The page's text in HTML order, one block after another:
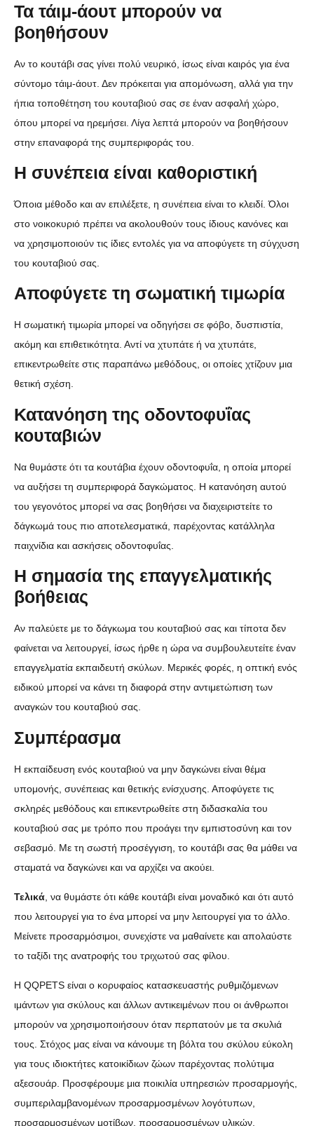
Τα τάιμ-άουτ μπορούν να
βοηθήσουν
Αν το κουτάβι σας γίνει πολύ νευρικό, ίσως είναι καιρός για ένα
σύντομο τάιμ-άουτ. Δεν πρόκειται για απομόνωση, αλλά για την
ήπια τοποθέτηση του κουταβιού σας σε έναν ασφαλή χώρο,
όπου μπορεί να ηρεμήσει. Λίγα λεπτά μπορούν να βοηθήσουν
στην επαναφορά της συμπεριφοράς του.
Η συνέπεια είναι καθοριστική
Όποια μέθοδο και αν επιλέξετε, η συνέπεια είναι το κλειδί. Όλοι
στο νοικοκυριό πρέπει να ακολουθούν τους ίδιους κανόνες και
να χρησιμοποιούν τις ίδιες εντολές για να αποφύγετε τη σύγχυση
του κουταβιού σας.
Αποφύγετε τη σωματική τιμωρία
Η σωματική τιμωρία μπορεί να οδηγήσει σε φόβο, δυσπιστία,
ακόμη και επιθετικότητα. Αντί να χτυπάτε ή να χτυπάτε,
επικεντρωθείτε στις παραπάνω μεθόδους, οι οποίες χτίζουν μια
θετική σχέση.
Κατανόηση της οδοντοφυΐας
κουταβιών
Να θυμάστε ότι τα κουτάβια έχουν οδοντοφυΐα, η οποία μπορεί
να αυξήσει τη συμπεριφορά δαγκώματος. Η κατανόηση αυτού
του γεγονότος μπορεί να σας βοηθήσει να διαχειριστείτε το
δάγκωμά τους πιο αποτελεσματικά, παρέχοντας κατάλληλα
παιχνίδια και ασκήσεις οδοντοφυΐας.
Η σημασία της επαγγελματικής
βοήθειας
Αν παλεύετε με το δάγκωμα του κουταβιού σας και τίποτα δεν
φαίνεται να λειτουργεί, ίσως ήρθε η ώρα να συμβουλευτείτε έναν
επαγγελματία εκπαιδευτή σκύλων. Μερικές φορές, η οπτική ενός
ειδικού μπορεί να κάνει τη διαφορά στην αντιμετώπιση των
αναγκών του κουταβιού σας.
Συμπέρασμα
Η εκπαίδευση ενός κουταβιού να μην δαγκώνει είναι θέμα
υπομονής, συνέπειας και θετικής ενίσχυσης. Αποφύγετε τις
σκληρές μεθόδους και επικεντρωθείτε στη διδασκαλία του
κουταβιού σας με τρόπο που προάγει την εμπιστοσύνη και τον
σεβασμό. Με τη σωστή προσέγγιση, το κουτάβι σας θα μάθει να
σταματά να δαγκώνει και να αρχίζει να ακούει.
Τελικά , να θυμάστε ότι κάθε κουτάβι είναι μοναδικό και ότι αυτό
που λειτουργεί για το ένα μπορεί να μην λειτουργεί για το άλλο.
Μείνετε προσαρμόσιμοι, συνεχίστε να μαθαίνετε και απολαύστε
το ταξίδι της ανατροφής του τριχωτού σας φίλου.
Η QQPETS είναι ο κορυφαίος κατασκευαστής ρυθμιζόμενων
ιμάντων για σκύλους και άλλων αντικειμένων που οι άνθρωποι
μπορούν να χρησιμοποιήσουν όταν περπατούν με τα σκυλιά
τους. Στόχος μας είναι να κάνουμε τη βόλτα του σκύλου εύκολη
για τους ιδιοκτήτες κατοικίδιων ζώων παρέχοντας πολύτιμα
αξεσουάρ. Προσφέρουμε μια ποικιλία υπηρεσιών προσαρμογής,
συμπεριλαμβανομένων προσαρμοσμένων λογότυπων,
προσαρμοσμένων μοτίβων, προσαρμοσμένων υλικών,